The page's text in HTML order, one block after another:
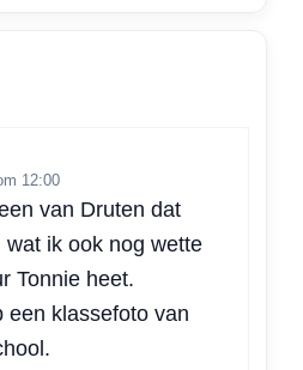
12:00
van Druten dat
ik ook nog wette
Tonnie heet.
een klassefoto van